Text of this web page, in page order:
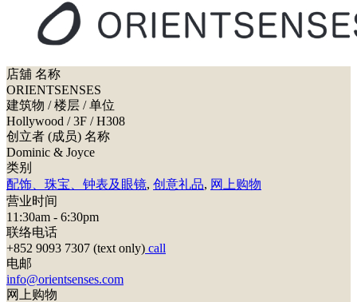
店舖 名称
ORIENTSENSES
建筑物 / 楼层 / 单位
Hollywood / 3F / H308
创立者 (成员) 名称
Dominic & Joyce
类别
配饰、珠宝、钟表及眼镜, 创意礼品, 网上购物
营业时间
11:30am - 6:30pm
联络电话
+852 9093 7307 (text only) call
电邮
info@orientsenses.com
网上购物